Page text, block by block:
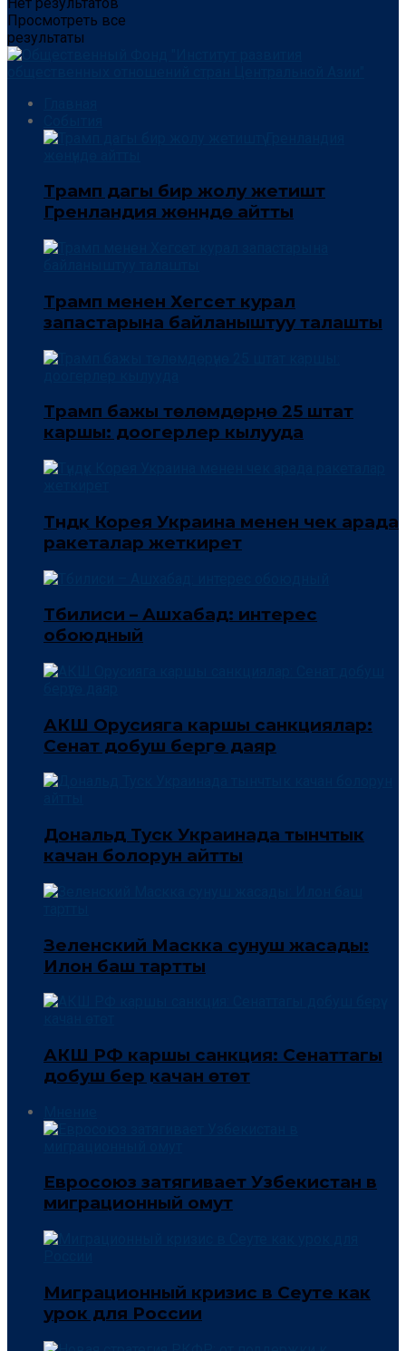
Просмотреть все
результаты
Трамп дагы бир жолу жетиштүү
Гренландия жөнүндө айтты
Трамп менен Хегсет курал
запастарына байланыштуу талашты
Трамп бажы төлөмдөрүнө 25 штат
каршы: доогерлер кылууда
Түндүк Корея Украина менен чек арада
ракеталар жеткирет
Тбилиси – Ашхабад: интерес
обоюдный
АКШ Орусияга каршы санкциялар:
Сенат добуш берүүгө даяр
Дональд Туск Украинада тынчтык
качан болорун айтты
Зеленский Маскка сунуш жасады:
Илон баш тартты
АКШ РФ каршы санкция: Сенаттагы
добуш берүү качан өтөт
Евросоюз затягивает Узбекистан в
миграционный омут
Миграционный кризис в Сеуте как
урок для России